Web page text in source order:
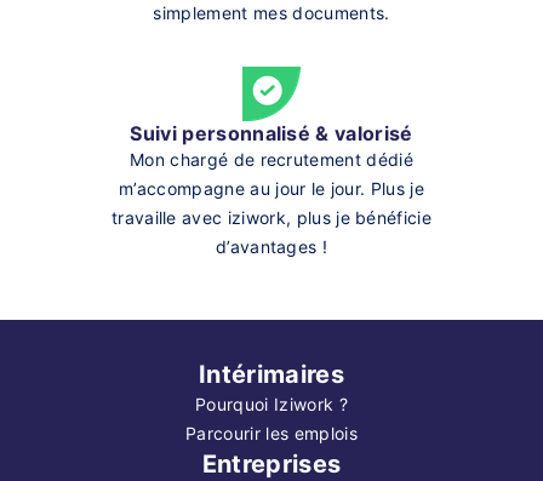
simplement mes documents.
Suivi personnalisé & valorisé
Mon chargé de recrutement dédié
m’accompagne au jour le jour. Plus je
travaille avec iziwork, plus je bénéficie
d’avantages !
Intérimaires
Pourquoi Iziwork ?
Parcourir les emplois
Entreprises